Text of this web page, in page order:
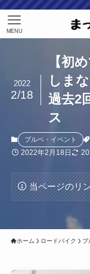
MENU
【初
しま
過去2
ス
2022
2/18
ブルベ・イベント
2022年2月18日
当ページのリ
ホーム ロードバイク ブ